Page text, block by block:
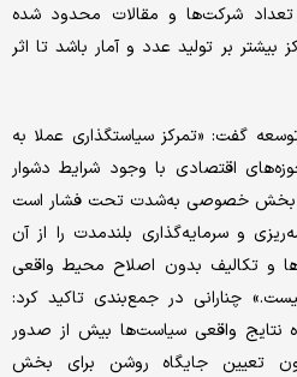
شرکت‌ها و مقالات محدود شده
بر تولید عدد و آمار باشد تا اثر
توسعه گفت: «تمرکز سیاستگذاری عملا به
اقتصادی با وجود شرایط دشوار
بخش خصوصی به‌شدت تحت فشار است
و سرمایه‌گذاری بلندمدت را از آن
تکالیف بدون اصلاح محیط واقعی
چنارانی در جمع‌بندی تاکید کرد:
نتایج واقعی سیاست‌ها بیش از صدور
تعیین جایگاه روشن برای بخش